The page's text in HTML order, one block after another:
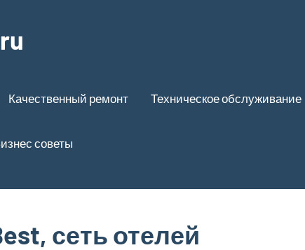
Качественный ремонт Техническое обслуживание
советы
сеть отелей